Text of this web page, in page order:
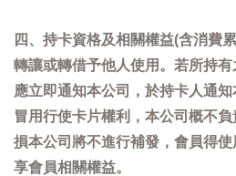
四、持卡資格及相關權益(含消費
轉讓或轉借予他人使用。若所持有
應立即通知本公司，於持卡人通
冒用行使卡片權利，本公司概不
損本公司將不進行補發，會員得
享會員相關權益。